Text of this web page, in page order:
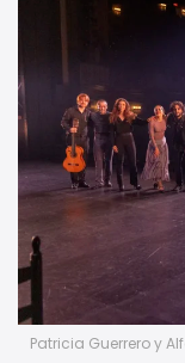
Patricia Guerrero y